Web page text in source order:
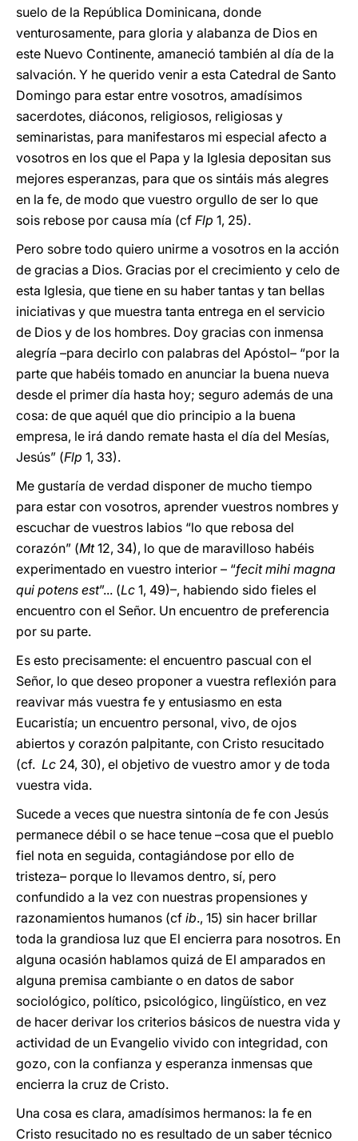
suelo de la República Dominicana, donde
venturosamente, para gloria y alabanza de Dios en
este Nuevo Continente, amaneció también al día de la
salvación. Y he querido venir a esta Catedral de Santo
Domingo para estar entre vosotros, amadísimos
sacerdotes, diáconos, religiosos, religiosas y
seminaristas, para manifestaros mi especial afecto a
vosotros en los que el Papa y la Iglesia depositan sus
mejores esperanzas, para que os sintáis más alegres
en la fe, de modo que vuestro orgullo de ser lo que
sois rebose por causa mía (cf Flp 1, 25).
Pero sobre todo quiero unirme a vosotros en la acción
de gracias a Dios. Gracias por el crecimiento y celo de
esta Iglesia, que tiene en su haber tantas y tan bellas
iniciativas y que muestra tanta entrega en el servicio
de Dios y de los hombres. Doy gracias con inmensa
alegría –para decirlo con palabras del Apóstol– “por la
parte que habéis tomado en anunciar la buena nueva
desde el primer día hasta hoy; seguro además de una
cosa: de que aquél que dio principio a la buena
empresa, le irá dando remate hasta el día del Mesías,
Jesús” (Flp 1, 33).
Me gustaría de verdad disponer de mucho tiempo
para estar con vosotros, aprender vuestros nombres y
escuchar de vuestros labios “lo que rebosa del
corazón” (Mt12, 34), lo que de maravilloso habéis
experimentado en vuestro interior – “fecit mihi magna
qui potens est”... (Lc 1, 49)–, habiendo sido fieles el
encuentro con el Señor. Un encuentro de preferencia
por su parte.
Es esto precisamente: el encuentro pascual con el
Señor, lo que deseo proponer a vuestra reflexión para
reavivar más vuestra fe y entusiasmo en esta
Eucaristía; un encuentro personal, vivo, de ojos
abiertos y corazón palpitante, con Cristo resucitado
(cf. Lc 24, 30), el objetivo de vuestro amor y de toda
vuestra vida.
Sucede a veces que nuestra sintonía de fe con Jesús
permanece débil o se hace tenue –cosa que el pueblo
fiel nota en seguida, contagiándose por ello de
tristeza– porque lo llevamos dentro, sí, pero
confundido a la vez con nuestras propensiones y
razonamientos humanos (cf ib., 15) sin hacer brillar
toda la grandiosa luz que El encierra para nosotros. En
alguna ocasión hablamos quizá de El amparados en
alguna premisa cambiante o en datos de sabor
sociológico, político, psicológico, lingüístico, en vez
de hacer derivar los criterios básicos de nuestra vida y
actividad de un Evangelio vivido con integridad, con
gozo, con la confianza y esperanza inmensas que
encierra la cruz de Cristo.
Una cosa es clara, amadísimos hermanos: la fe en
Cristo resucitado no es resultado de un saber técnico